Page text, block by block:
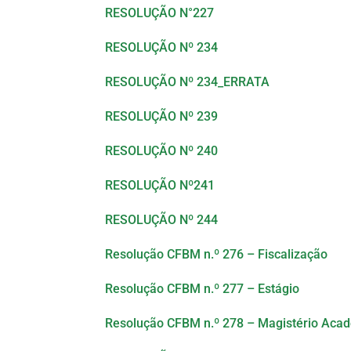
RESOLUÇÃO N°227
RESOLUÇÃO Nº 234
RESOLUÇÃO Nº 234_ERRATA
RESOLUÇÃO Nº 239
RESOLUÇÃO Nº 240
RESOLUÇÃO Nº241
RESOLUÇÃO Nº 244
Resolução CFBM n.º 276 – Fiscalização
Resolução CFBM n.º 277 – Estágio
Resolução CFBM n.º 278 – Magistério